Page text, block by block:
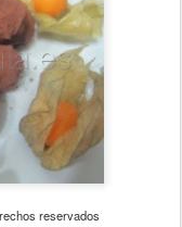
reservados